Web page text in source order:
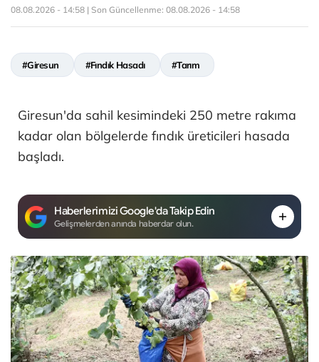
08.08.2026 - 14:58 | Son Güncellenme: 08.08.2026 - 14:58
#Giresun #Fındık Hasadı #Tarım
Giresun'da sahil kesimindeki 250 metre rakıma
kadar olan bölgelerde fındık üreticileri hasada
başladı.
Haberlerimizi Google'da Takip Edin
Gelişmelerden anında haberdar olun.